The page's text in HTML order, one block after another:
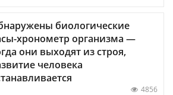
биологические
хронометр организма —
они выходят из строя,
человека
4856